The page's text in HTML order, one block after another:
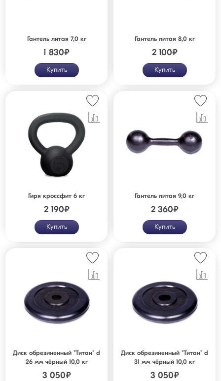
Гантель литая 7,0 кг
1 830₽
Купить
Гантель литая 8,0 кг
2 100₽
Купить
Гиря кроссфит 6 кг
2 190₽
Купить
Гантель литая 9,0 кг
2 360₽
Купить
Диск обрезиненный "Титан" d
26 мм чёрный 10,0 кг
3 050₽
Диск обрезиненный "Титан" d
31 мм чёрный 10,0 кг
3 050₽